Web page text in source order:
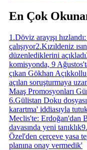
En Çok
1 .Döviz arayışı
çalışıyor2.Kızıldeniz
düzenlediklerini açıkladı
komisyonda, 9
çıkan Gökhan
açılan soruşturmaya
Maaş Promosyonları
6.Gülistan Doku
karartma' iddiasıyla
Meclis'te: Erdoğan'dan
davasında yeni tanıklık9.
Özel'den çerçeve yasa
planına onay vermedik'